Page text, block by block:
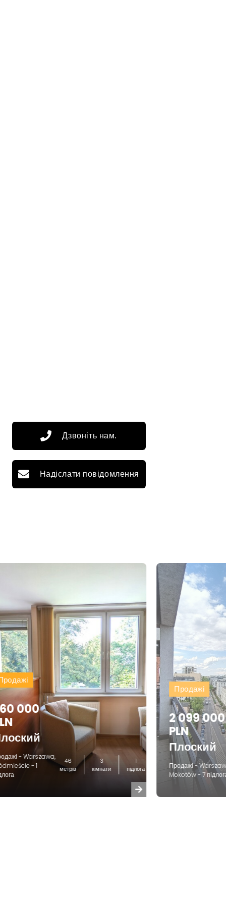
Дзвоніть нам.
Надіслати повідомлення
000
- Warszawa,
- 1
46
метрів
3
кімнати
1
підлога
Продажі
2 099 000
PLN
Плоский
Продажі -
Mokotów - 7